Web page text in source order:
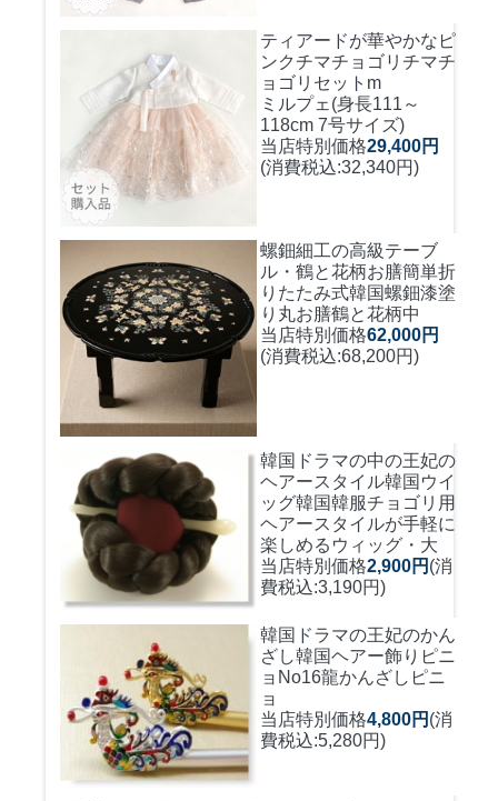
ティアードが華やかなピ
ンクチマチョゴリ チマチ
ョゴリセットm
ミルプェ(身長111～
118cm 7号サイズ)
当店特別価格29,400円
(消費税込:32,340円)
螺鈿細工の高級テーブ
ル・鶴と花柄お膳簡単折
りたたみ式韓国螺鈿漆塗
り丸お膳鶴と花柄中
当店特別価格62,000円
(消費税込:68,200円)
韓国ドラマの中の王妃の
ヘアースタイル韓国ウイ
ッグ韓国韓服チョゴリ用
ヘアースタイルが手軽に
楽しめるウィッグ・大
当店特別価格2,900円 (消
費税込:3,190円)
韓国ドラマの王妃のかん
ざし韓国ヘアー飾りピニ
ョNo16龍かんざしピニ
ョ
当店特別価格4,800円 (消
費税込:5,280円)